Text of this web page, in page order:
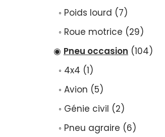
Poids lourd
7
Roue motrice
29
Pneu occasion 104
4x4 1
Avion 5
Génie civil
2
Pneu agraire
6